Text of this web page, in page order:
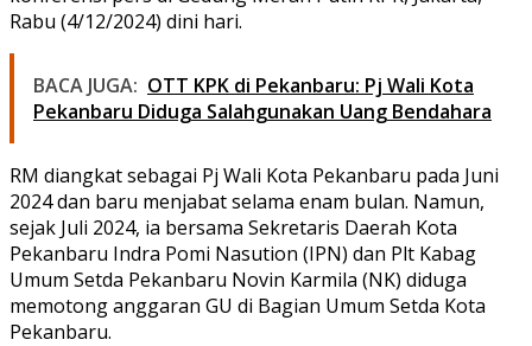
Rabu (4/12/2024) dini hari.
BACA JUGA: OTT KPK di Pekanbaru: Pj Wali Kota
Pekanbaru Diduga Salahgunakan Uang Bendahara
RM diangkat sebagai Pj Wali Kota Pekanbaru pada Juni
2024 dan baru menjabat selama enam bulan. Namun,
sejak Juli 2024, ia bersama Sekretaris Daerah Kota
Pekanbaru Indra Pomi Nasution (IPN) dan Plt Kabag
Umum Setda Pekanbaru Novin Karmila (NK) diduga
memotong anggaran GU di Bagian Umum Setda Kota
Pekanbaru.